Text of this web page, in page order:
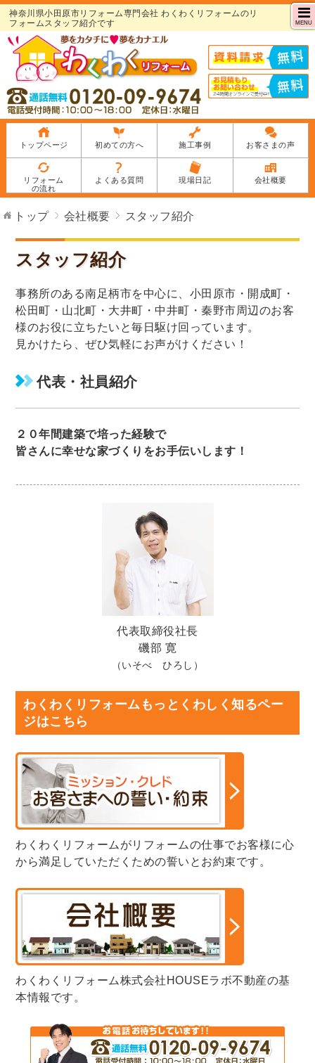
神奈川県小田原市リフォーム専門会社 わくわくリフォームのリ
フォームスタッフ紹介です
MENU
トップページ 初めての方へ 施工事例 お客さまの声
リフォーム
の流れ
よくある質問 現場日記 会社概要
トップ 会社概要 スタッフ紹介
スタッフ紹介
事務所のある南足柄市を中心に、小田原市・開成町・
松田町・山北町・大井町・中井町・秦野市周辺のお客
様のお役に立ちたいと毎日駆け回っています。
見かけたら、ぜひ気軽にお声がけください！
代表・社員紹介
２０年間建築で培った経験で
皆さんに幸せな家づくりをお手伝いします！
代表取締役社長
磯部 寛
（いそべ ひろし）
わくわくリフォームもっとくわしく知るペー
ジはこちら
わくわくリフォームがリフォームの仕事でお客様に心
から満足していただくための誓いとお約束です。
わくわくリフォーム株式会社HOUSEラボ不動産の基
本情報です。